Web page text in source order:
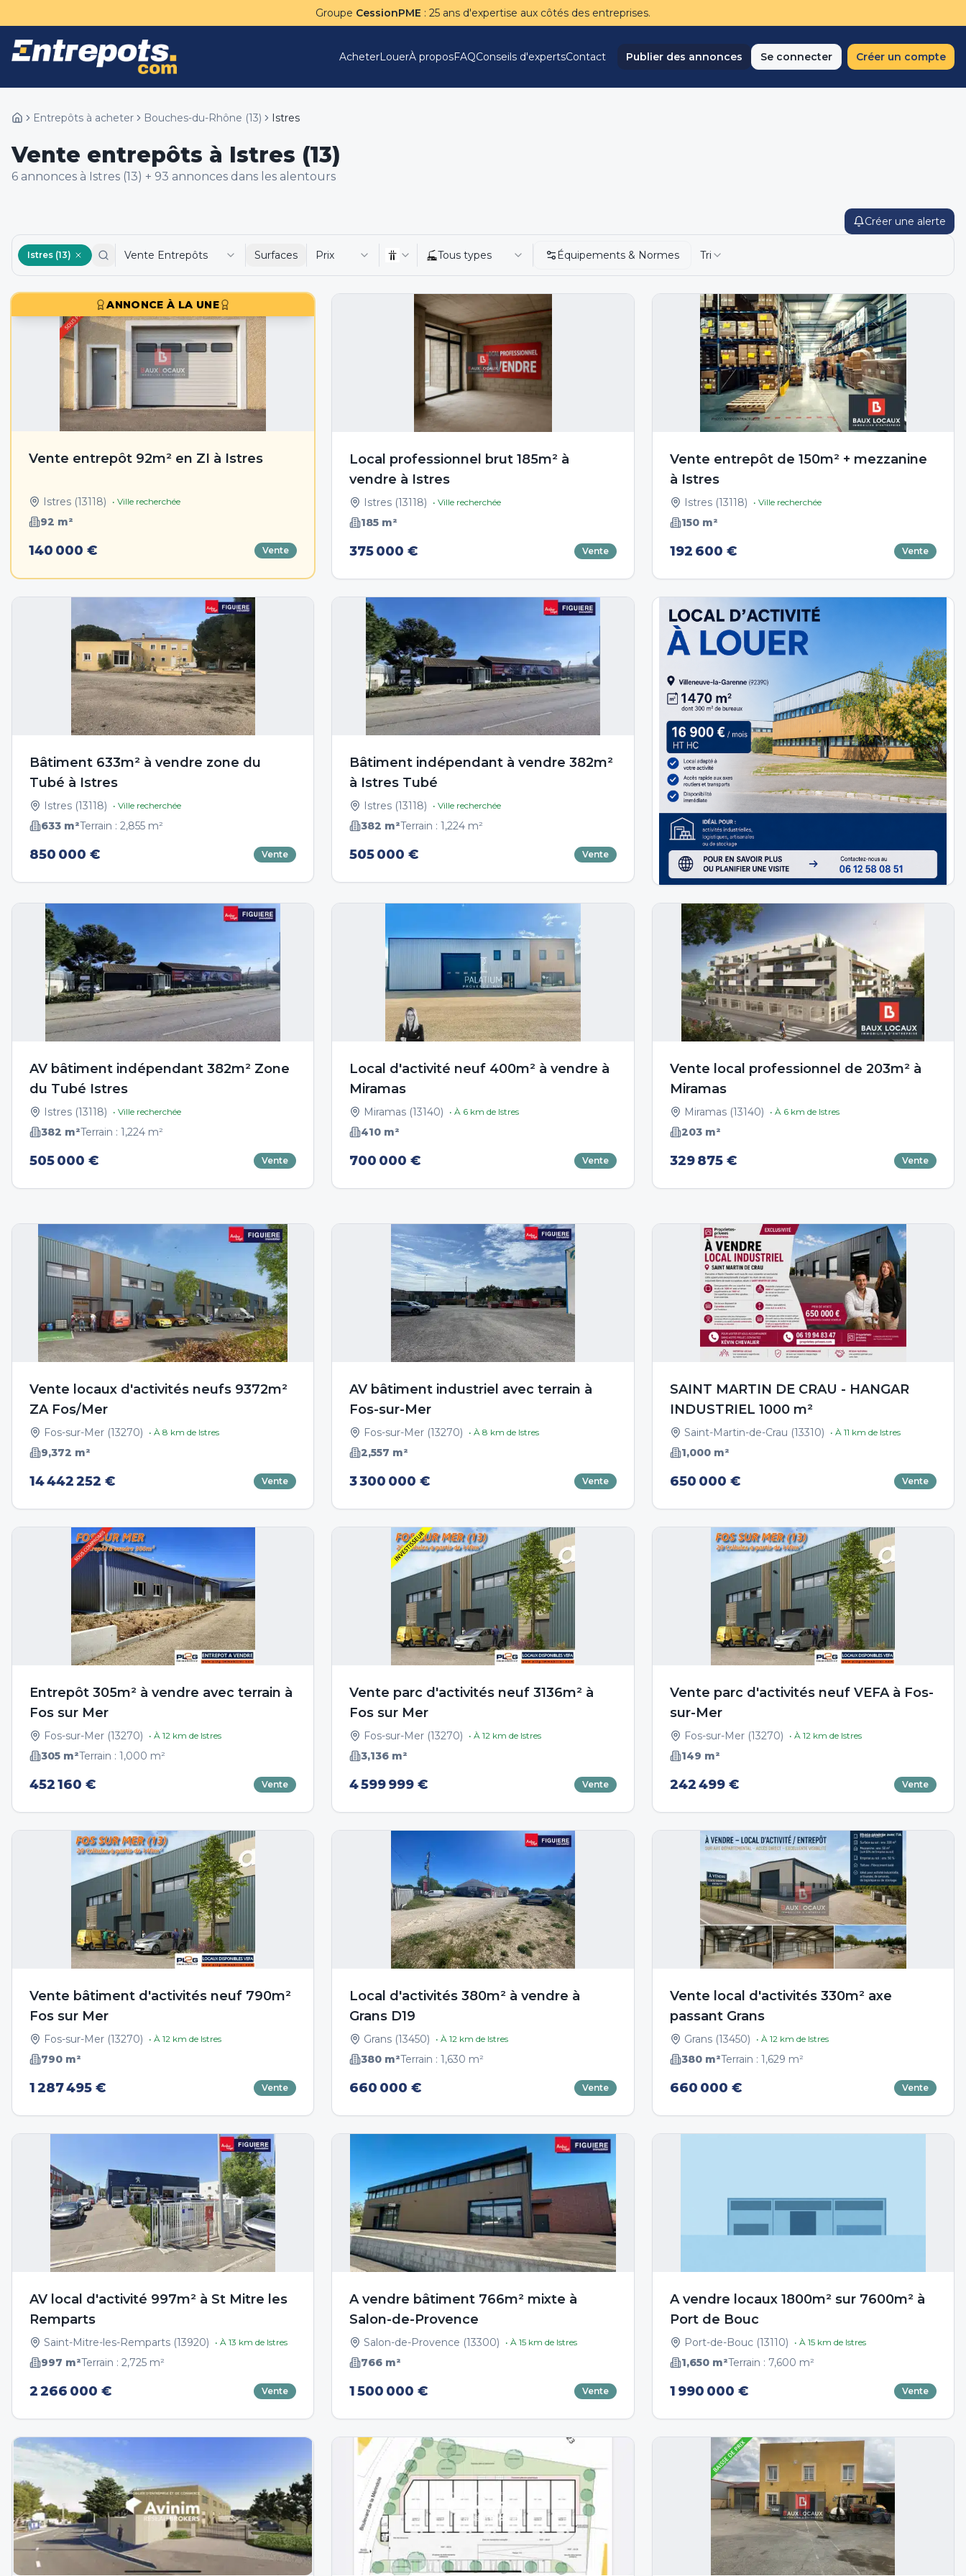
Groupe CessionPME : 25 ans d'expertise aux côtés des entreprises.
AcheterLouerÀ proposFAQConseils d'expertsContact Publier des annonces Se connecter Créer un compte
Entrepôts à acheter Bouches-du-Rhône (13) Istres
Vente entrepôts à Istres (13)
6 annonces à Istres (13) + 93 annonces dans les alentours
Créer une alerte
Istres (13) Vente Entrepôts Surfaces Prix Tous types Équipements & Normes Tri
ANNONCE À LA UNE
Vente entrepôt 92m² en ZI à Istres
Istres (13118) • Ville recherchée
92 m²
140 000 € Vente
Local professionnel brut 185m² à
vendre à Istres
Istres (13118) • Ville recherchée
185 m²
375 000 € Vente
Vente entrepôt de 150m² + mezzanine
à Istres
Istres(13118) • Ville recherchée
150m²
192 600 € Vente
Bâtiment 633m² à vendre zone du
Tubé à Istres
Istres (13118) • Ville recherchée
633 m²Terrain : 2,855 m²
850 000 € Vente
Bâtiment indépendant à vendre 382m²
à Istres Tubé
Istres (13118) • Ville recherchée
382 m²Terrain :1,224 m²
505 000 € Vente
AV bâtiment indépendant 382m² Zone
du Tubé Istres
Istres (13118) • Ville recherchée
382 m²Terrain : 1,224 m²
505 000 € Vente
Local d'activité neuf 400m² à vendre à
Miramas
Miramas (13140) • À 6 km de Istres
410 m²
700 000 € Vente
Vente local professionnel de 203m² à
Miramas
Miramas(13140) • À 6km de Istres
203m²
329 875 € Vente
Vente locaux d'activités neufs 9372m²
ZA Fos/Mer
Fos-sur-Mer (13270) • À 8 km de Istres
9,372 m²
14 442 252 € Vente
AV bâtiment industriel avec terrain à
Fos-sur-Mer
Fos-sur-Mer (13270) • À8 km de Istres
2,557 m²
3 300 000 € Vente
SAINT MARTIN DE CRAU - HANGAR
INDUSTRIEL 1000 m²
Saint-Martin-de-Crau (13310) • À 11 km de Istres
1,000m²
650 000 € Vente
Entrepôt 305m² à vendre avec terrain à
Fos sur Mer
Fos-sur-Mer (13270) • À 12 km de Istres
305 m²Terrain : 1,000 m²
452 160 € Vente
Vente parc d'activités neuf 3136m² à
Fos sur Mer
Fos-sur-Mer (13270) • À12 km de Istres
3,136 m²
4 599 999 € Vente
Vente parc d'activités neuf VEFA à Fos-
sur-Mer
Fos-sur-Mer(13270) • À 12km de Istres
149 m²
242 499 € Vente
Vente bâtiment d'activités neuf 790m²
Fos sur Mer
Fos-sur-Mer (13270) • À 12 km de Istres
790 m²
1 287 495 € Vente
Local d'activités 380m² à vendre à
Grans D19
Grans (13450) • À12 km de Istres
380 m²Terrain :1,630 m²
660 000 € Vente
Vente local d'activités 330m² axe
passant Grans
Grans(13450) • À 12km de Istres
380m²Terrain : 1,629 m²
660 000 € Vente
AV local d'activité 997m² à St Mitre les
Remparts
Saint-Mitre-les-Remparts (13920) • À 13 km de Istres
997 m²Terrain : 2,725 m²
2 266 000 € Vente
A vendre bâtiment 766m² mixte à
Salon-de-Provence
Salon-de-Provence (13300) • À15 km de Istres
766 m²
1 500 000 € Vente
A vendre locaux 1800m² sur 7600m² à
Port de Bouc
Port-de-Bouc(13110) • À 15km de Istres
1,650m²Terrain : 7,600 m²
1 990 000 € Vente